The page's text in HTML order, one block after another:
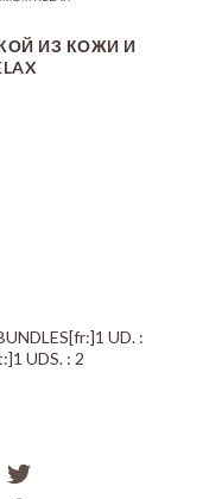
ИЗ КОЖИ И
UD. :
UDS. : 2